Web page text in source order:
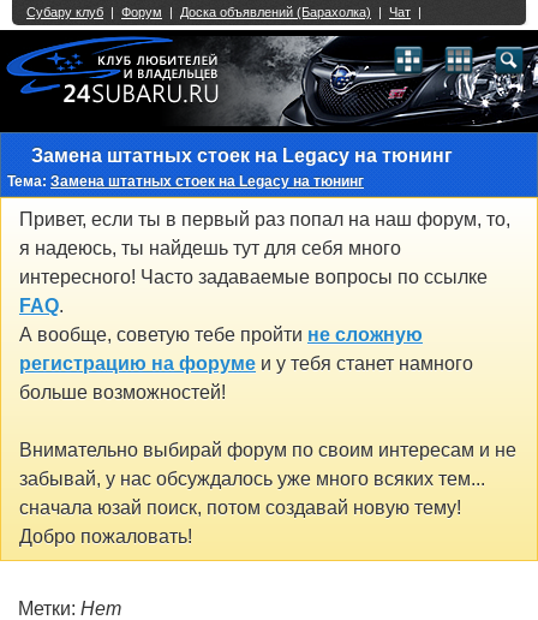
Замена штатных стоек на Legacy на тюнинг
Тема: Замена штатных стоек на Legacy на тюнинг
Привет, если ты в первый раз попал на наш форум, то,
я надеюсь, ты найдешь тут для себя много
интересного! Часто задаваемые вопросы по ссылке
FAQ.
А вообще, советую тебе пройти не сложную
регистрацию на форуме и у тебя станет намного
больше возможностей!
Внимательно выбирай форум по своим интересам и не
забывай, у нас обсуждалось уже много всяких тем...
сначала юзай поиск, потом создавай новую тему!
Добро пожаловать!
Метки: Нет
Single Sign On provided byvBSSO
2 3 4 5 6 7 8 9 10 11 12 13 14 15 16 17 18 21 22 23 24 25 26
27 28 29 30 31 32 33 34 35 36 37 38 39 40 41 42 43